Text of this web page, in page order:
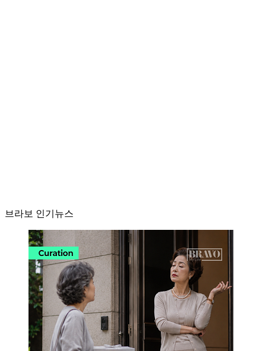
브라보 인기뉴스